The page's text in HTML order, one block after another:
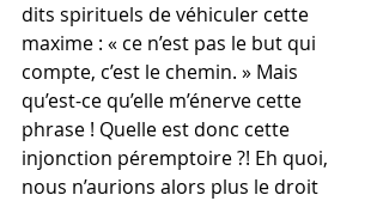
dits spirituels de véhiculer cette
maxime : « ce n’est pas le but qui
compte, c’est le chemin. » Mais
qu’est-ce qu’elle m’énerve cette
phrase ! Quelle est donc cette
injonction péremptoire ?! Eh quoi,
nous n’aurions alors plus le droit